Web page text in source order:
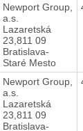
Newport Group,
a.s.
Lazaretská
23,811 09
Bratislava-
Staré Mesto
Newport Group,
a.s.
Lazaretská
23,811 09
Bratislava-